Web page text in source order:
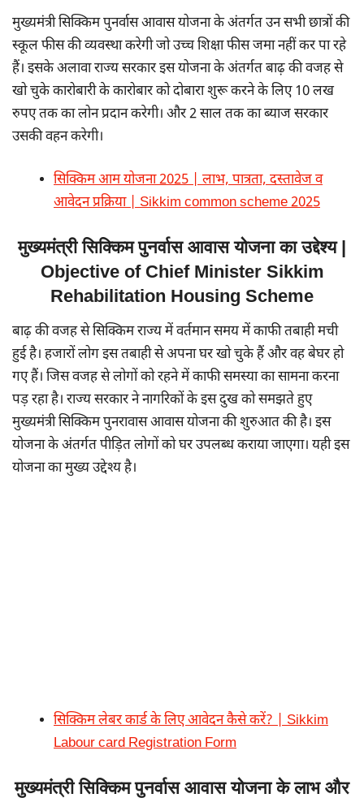
मुख्यमंत्री सिक्किम पुनर्वास आवास योजना के अंतर्गत उन सभी छात्रों की
स्कूल फीस की व्यवस्था करेगी जो उच्च शिक्षा फीस जमा नहीं कर पा रहे
हैं। इसके अलावा राज्य सरकार इस योजना के अंतर्गत बाढ़ की वजह से
खो चुके कारोबारी के कारोबार को दोबारा शुरू करने के लिए 10 लख
रुपए तक का लोन प्रदान करेगी। और 2 साल तक का ब्याज सरकार
उसकी वहन करेगी।
सिक्किम आम योजना 2025 | लाभ, पात्रता, दस्तावेज व
आवेदन प्रक्रिया | Sikkim common scheme 2025
मुख्यमंत्री सिक्किम पुनर्वास आवास योजना का उद्देश्य |
Objective of Chief Minister Sikkim
Rehabilitation Housing Scheme
बाढ़ की वजह से सिक्किम राज्य में वर्तमान समय में काफी तबाही मची
हुई है। हजारों लोग इस तबाही से अपना घर खो चुके हैं और वह बेघर हो
गए हैं। जिस वजह से लोगों को रहने में काफी समस्या का सामना करना
पड़ रहा है। राज्य सरकार ने नागरिकों के इस दुख को समझते हुए
मुख्यमंत्री सिक्किम पुनरावास आवास योजना की शुरुआत की है। इस
योजना के अंतर्गत पीड़ित लोगों को घर उपलब्ध कराया जाएगा। यही इस
योजना का मुख्य उद्देश्य है।
सिक्किम लेबर कार्ड के लिए आवेदन कैसे करें? | Sikkim
Labour card Registration Form
मुख्यमंत्री सिक्किम पुनर्वास आवास योजना के लाभ और